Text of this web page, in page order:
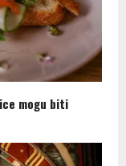
mogu biti